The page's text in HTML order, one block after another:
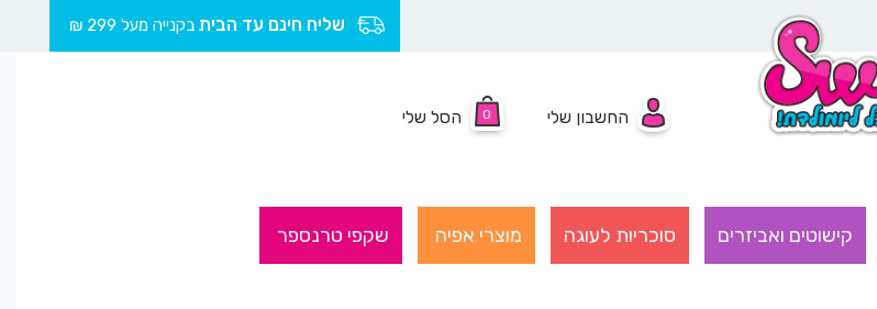
שליח חינם עד הבית בקנייה מעל 299 ₪
החשבון שלי 0 הסל שלי
קישוטים ואביזרים סוכריות לעוגה מוצרי אפיה שקפי טרנספר